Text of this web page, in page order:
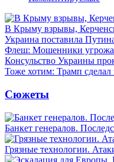
В Крыму взрывы,
Украина поставила
Флеш: Мошенники
Консульство Украины
Тоже хотим: Трамп сделал
Сюжеты
Банкет генералов.
Грязные технологии.